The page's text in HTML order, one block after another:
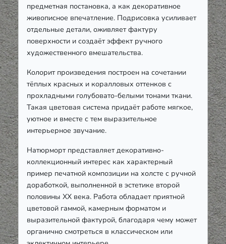
предметная постановка, а как декоративное
живописное впечатление. Подрисовка усиливает
отдельные детали, оживляет фактуру
поверхности и создаёт эффект ручного
художественного вмешательства.
Колорит произведения построен на сочетании
тёплых красных и коралловых оттенков с
прохладными голубовато-белыми тонами ткани.
Такая цветовая система придаёт работе мягкое,
уютное и вместе с тем выразительное
интерьерное звучание.
Натюрморт представляет декоративно-
коллекционный интерес как характерный
пример печатной композиции на холсте с ручной
доработкой, выполненной в эстетике второй
половины ХХ века. Работа обладает приятной
цветовой гаммой, камерным форматом и
выразительной фактурой, благодаря чему может
органично смотреться в классическом или